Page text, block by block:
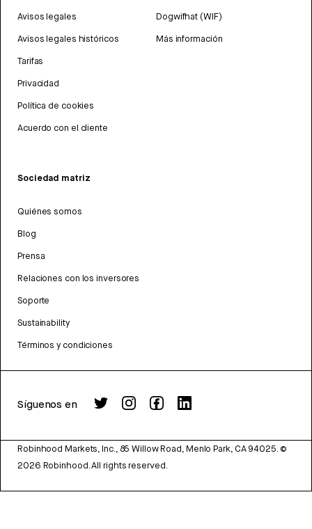
Avisos legales
Avisos legales históricos
Tarifas
Privacidad
Política de cookies
Acuerdo con el cliente
Dogwifhat (WIF)
Más información
Sociedad matriz
Quiénes somos
Blog
Prensa
Relaciones con los inversores
Soporte
Sustainability
Términos y condiciones
Síguenos en
Robinhood Markets, Inc., 85 Willow Road, Menlo Park, CA 94025. ©
2026 Robinhood. All rights reserved.